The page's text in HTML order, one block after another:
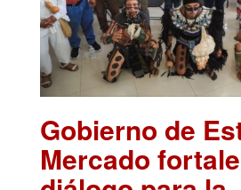
Gobierno de
Mercado